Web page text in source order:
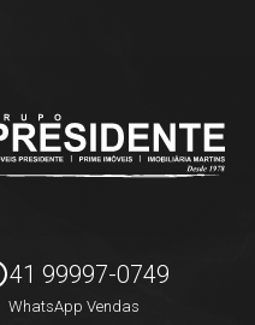
41 99997-0749
WhatsApp Vendas